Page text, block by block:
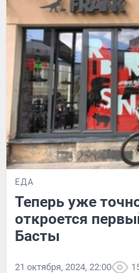
ЕДА
Теперь уже
откроется
Басты
21 октября, 2024, 22:00